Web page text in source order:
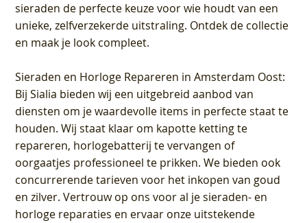
sieraden de perfecte keuze voor wie houdt van een
unieke, zelfverzekerde uitstraling. Ontdek de collectie
en maak je look compleet.
Sieraden en Horloge Repareren in Amsterdam Oost:
Bij Sialia bieden wij een uitgebreid aanbod van
diensten om je waardevolle items in perfecte staat te
houden. Wij staat klaar om kapotte ketting te
repareren, horlogebatterij te vervangen of
oorgaatjes professioneel te prikken. We bieden ook
concurrerende tarieven voor het inkopen van goud
en zilver. Vertrouw op ons voor al je sieraden- en
horloge reparaties en ervaar onze uitstekende